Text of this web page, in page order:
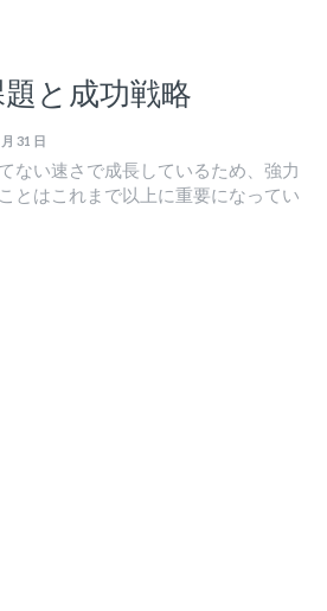
と成功戦略
31 日
ない速さで成長しているため、強力
とはこれまで以上に重要になってい